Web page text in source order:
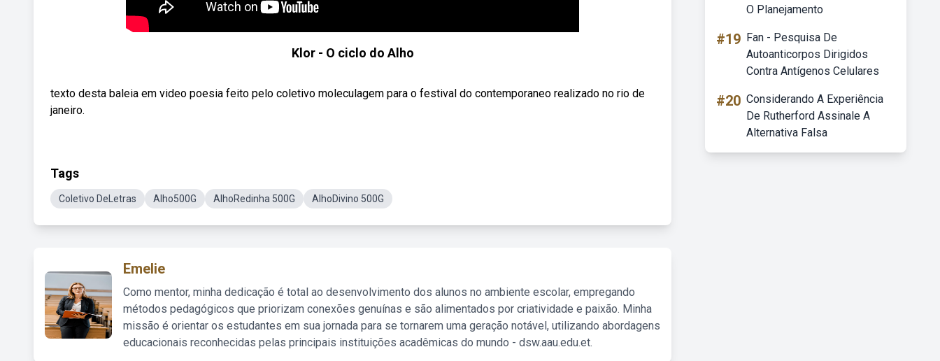
Klor - O ciclo do Alho
texto desta baleia em video poesia feito pelo coletivo moleculagem para o festival do contemporaneo realizado no rio de
janeiro.
Tags
Coletivo DeLetras Alho500G AlhoRedinha 500G AlhoDivino 500G
Emelie
Como mentor, minha dedicação é total ao desenvolvimento dos alunos no ambiente escolar, empregando
métodos pedagógicos que priorizam conexões genuínas e são alimentados por criatividade e paixão. Minha
missão é orientar os estudantes em sua jornada para se tornarem uma geração notável, utilizando abordagens
educacionais reconhecidas pelas principais instituições acadêmicas do mundo - dsw.aau.edu.et.
O Planejamento
#19 Fan - Pesquisa De
Autoanticorpos Dirigidos
Contra Antígenos Celulares
#20 Considerando A Experiência
De Rutherford Assinale A
Alternativa Falsa